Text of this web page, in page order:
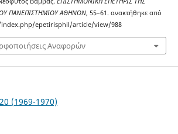
ΠΑΝΕΠΙΣΤΗΜΙΟΥ ΑΘΗΝΩΝ, 55–61. ανακτήθηκε από
epetirisphil/article/view/988
Αναφορών
(1969-1970)